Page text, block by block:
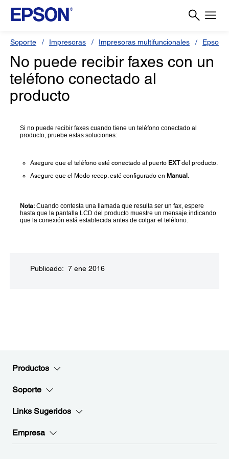
Soporte Impresoras Impresoras multifuncionales Epson L
No puede recibir faxes con un
teléfono conectado al
producto
Si no puede recibir faxes cuando tiene un teléfono conectado al
producto, pruebe estas soluciones:
Asegure que el teléfono esté conectado al puerto EXT del producto.
Asegure que el Modo recep. esté configurado en Manual
Nota: Cuando contesta una llamada que resulta ser un fax, espere
hasta que la pantalla LCD del producto muestre un mensaje indicando
que la conexión está establecida antes de colgar el teléfono.
Publicado: 7 ene 2016
Productos
Soporte
Links Sugeridos
Empresa